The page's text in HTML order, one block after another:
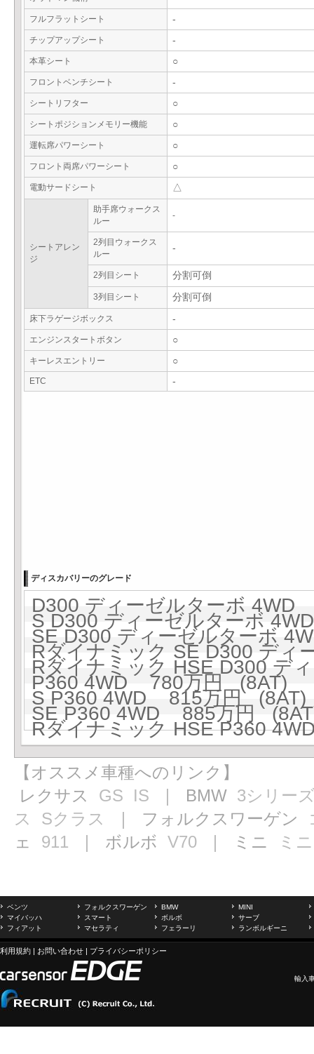
フルフラットシート -
チップアップシート -
本革シート ○
フロントベンチシート -
シートリフター ○
シートポジションメモリー機能 ○
運転席パワーシート ○
フロント両席パワーシート ○
電動サードシート △
シートアレン
ジ
助手席ウォークス
ルー
-
2列目ウォークス
ルー
-
2列目シート 分割可倒
3列目シート 分割可倒
床下ラゲージボックス -
エンジンスタートボタン ○
キーレスエントリー ○
ETC -
ディスカバリーのグレード
D300 ディーゼルターボ
S D300 ディーゼルターボ
SE D300 ディーゼルターボ
Rダイナミック SE D300 デ
Rダイナミック HSE D300
P360 4WD 780万円 (8AT)
S P360 4WD 815万円 (8AT)
SE P360 4WD 885万円
Rダイナミック HSE P360
【オススメ車種へのリンク】
レクサス GS IS ｜ BMW 3シリー
ス
Sクラス ｜ フォルクスワーゲン
ェ 911 ｜ ボルボ V70 ｜ ミニ ミニ
ベンツ フォルクスワーゲン BMW
MINI
マイバッハ
スマート ボルボ
サーブ
フィアット
マセラティ フェラーリ ランボルギーニ
利用規約 | お問い合わせ | プライバシーポリシー
輸入